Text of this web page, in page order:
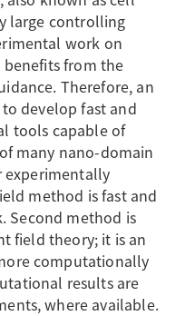
large controlling
work on
from the
Therefore, an
develop fast and
tools capable of
many nano-domain
experimentally
method is fast and
Second method is
field theory; it is an
computationally
results are
where available.